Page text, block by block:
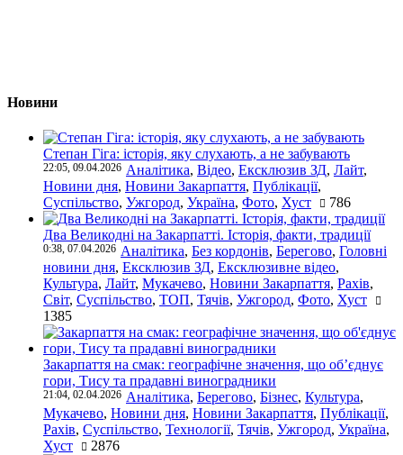
Новини
Степан Гіга: історія, яку слухають, а не забувають
22:05, 09.04.2026 Аналітика, Відео, Ексклюзив ЗД, Лайт,
Новини дня, Новини Закарпаття, Публікації,
Суспільство, Ужгород, Україна, Фото, Хуст 786
Два Великодні на Закарпатті. Історія, факти, традиції
0:38, 07.04.2026 Аналітика, Без кордонів, Берегово, Головні
новини дня, Ексклюзив ЗД, Ексклюзивне відео,
Культура, Лайт, Мукачево, Новини Закарпаття, Рахів,
Світ, Суспільство, ТОП, Тячів, Ужгород, Фото, Хуст
1385
Закарпаття на смак: географічне значення, що об’єднує
гори, Тису та прадавні виноградники
21:04, 02.04.2026 Аналітика, Берегово, Бізнес, Культура,
Мукачево, Новини дня, Новини Закарпаття, Публікації,
Рахів, Суспільство, Технології, Тячів, Ужгород, Україна,
Хуст
2876